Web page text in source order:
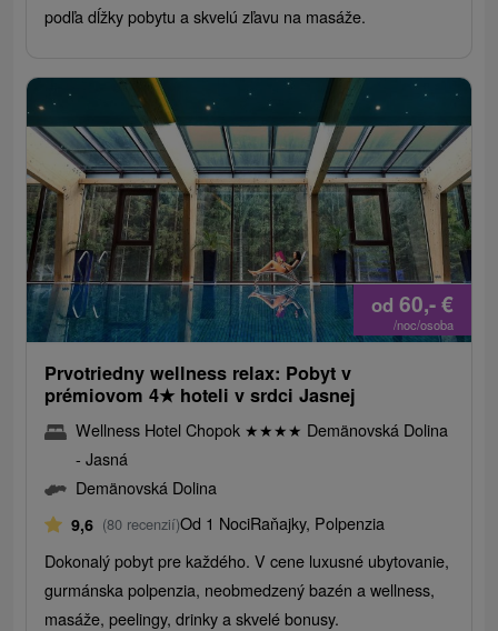
podľa dĺžky pobytu a skvelú zľavu na masáže.
od 60,-€
/noc/osoba
Prvotriedny wellness relax: Pobyt v
prémiovom 4★ hoteli v srdci Jasnej
Wellness Hotel Chopok ★★★★ Demänovská Dolina
- Jasná
Demänovská Dolina
9,6 (80 recenzií)Od 1 NociRaňajky, Polpenzia
Dokonalý pobyt pre každého. V cene luxusné ubytovanie,
gurmánska polpenzia, neobmedzený bazén a wellness,
masáže, peelingy, drinky a skvelé bonusy.